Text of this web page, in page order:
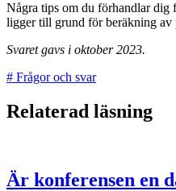
Några tips om du förhandlar dig
ligger till grund för beräkning av
Svaret gavs i oktober 2023.
# Frågor och svar
Relaterad läsning
Är konferensen en